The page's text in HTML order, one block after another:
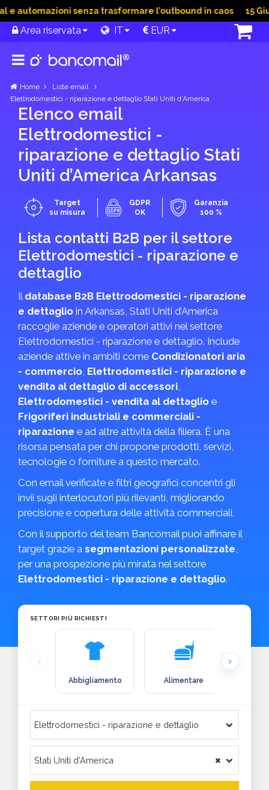
senza trasformare l’outbound in caos 15 Giu
Area riservata IT EUR
Home
Liste email
Elettrodomestici - riparazione e dettaglio Stati Uniti d’America
Elenco email
Elettrodomestici -
riparazione e dettaglio Stati
Uniti d’America Arkansas
Target
su misura
GDPR
OK
Garanzia
100 %
Lista contatti B2B per il settore
Elettrodomestici - riparazione e
dettaglio
Il database B2B Elettrodomestici - riparazione
e dettaglio in Arkansas, Stati Uniti d’America
raccoglie aziende e operatori attivi nel settore
Elettrodomestici - riparazione e dettaglio. Include
aziende attive in ambiti come Condizionatori aria
- commercio, Elettrodomestici - riparazione e
vendita al dettaglio di accessori,
Elettrodomestici - vendita al dettaglio e
Frigoriferi industriali e commerciali -
riparazione e ad altre attività della filiera. È una
risorsa pensata per chi propone prodotti, servizi,
tecnologie o forniture a questo mercato.
Con email verificate e filtri geografici concentri gli
invii sugli interlocutori più rilevanti, migliorando
precisione e copertura delle attività commerciali.
Con il supporto del team Bancomail puoi affinare il
target grazie a segmentazioni personalizzate,
per una prospezione più mirata nel settore
Elettrodomestici - riparazione e dettaglio.
SETTORI PIÙ RICHIESTI
Abbigliamento Alimentare